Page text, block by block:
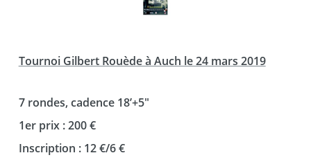
Tournoi Gilbert Rouède à Auch le 24 mars 2019
7 rondes, cadence 18’+5"
1er prix : 200 €
Inscription : 12 €/6 €